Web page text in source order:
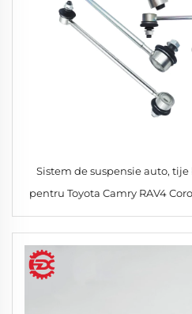
Sistem de suspensie auto,
pentru Toyota Camry RAV4
Cruiser